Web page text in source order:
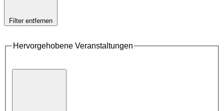
Filter entfernen
Hervorgehobene Veranstaltungen